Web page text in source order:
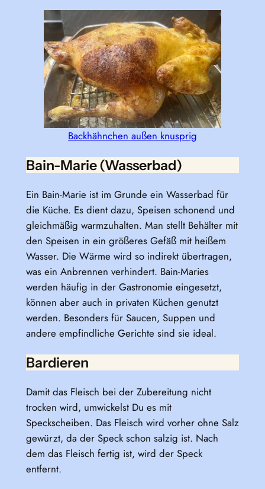
Backhähnchen außen knusprig
Bain-Marie (Wasserbad)
Ein Bain-Marie ist im Grunde ein Wasserbad für
die Küche. Es dient dazu, Speisen schonend und
gleichmäßig warmzuhalten. Man stellt Behälter mit
den Speisen in ein größeres Gefäß mit heißem
Wasser. Die Wärme wird so indirekt übertragen,
was ein Anbrennen verhindert. Bain-Maries
werden häufig in der Gastronomie eingesetzt,
können aber auch in privaten Küchen genutzt
werden. Besonders für Saucen, Suppen und
andere empfindliche Gerichte sind sie ideal.
Bardieren
Damit das Fleisch bei der Zubereitung nicht
trocken wird, umwickelst Du es mit
Speckscheiben. Das Fleisch wird vorher ohne Salz
gewürzt, da der Speck schon salzig ist. Nach
dem das Fleisch fertig ist, wird der Speck
entfernt.